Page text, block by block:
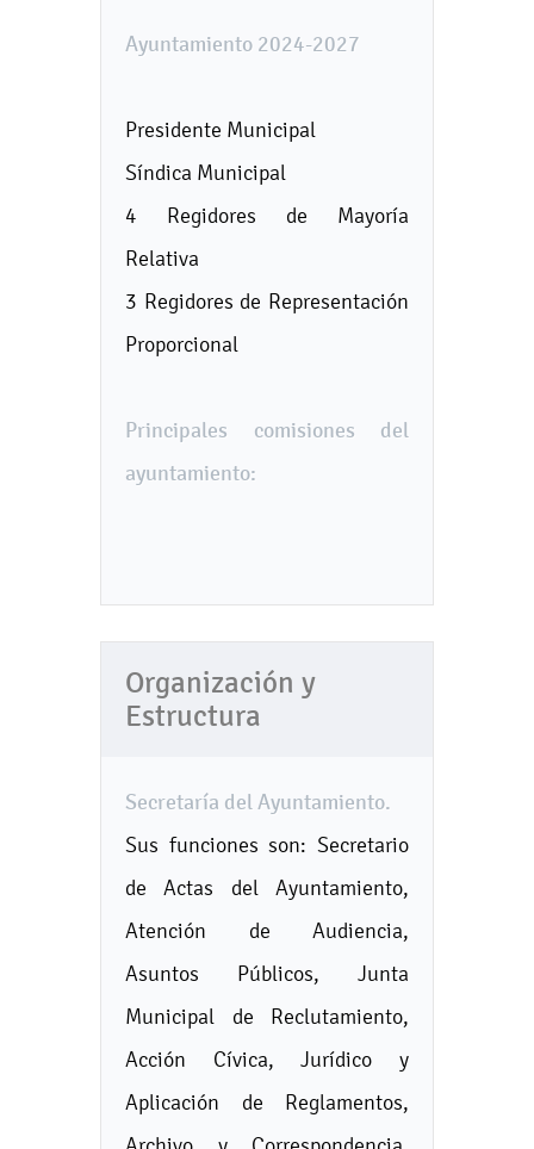
Ayuntamiento 2024-2027
Presidente Municipal
Síndica Municipal
4 Regidores de Mayoría
Relativa
3 Regidores de Representación
Proporcional
Principales comisiones del
ayuntamiento:
Organización y
Estructura
Secretaría del Ayuntamiento.
Sus funciones son: Secretario
de Actas del Ayuntamiento,
Atención de Audiencia,
Asuntos Públicos, Junta
Municipal de Reclutamiento,
Acción Cívica, Jurídico y
Aplicación de Reglamentos,